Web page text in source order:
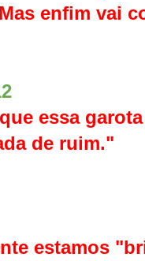
enfim vai
essa
de ruim."
estamos